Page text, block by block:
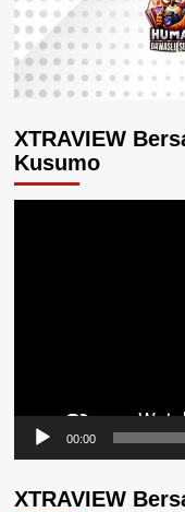
XTRAVIEW
Kusumo
00:00
XTRAVIEW